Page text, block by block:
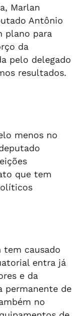
Marlan
Antônio
plano para
da
pelo delegado
resultados.
menos no
que tem
tem causado
entra já
e da
permanente de
no